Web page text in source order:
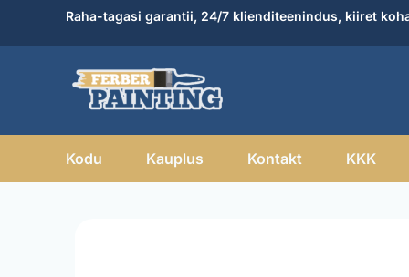
Raha-tagasi garantii, 24/7 klienditeenindus, kiiret
Kodu Kauplus Kontakt KKK